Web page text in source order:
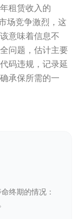
租赁收入的
场竞争激烈，这
意味着信息不
问题，估计主要
码违规，记录延
承保所需的一
终期的情况：